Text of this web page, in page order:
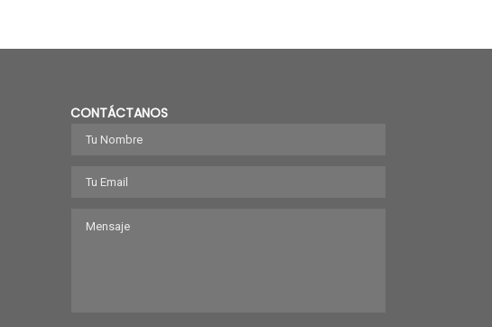
CONTÁCTANOS